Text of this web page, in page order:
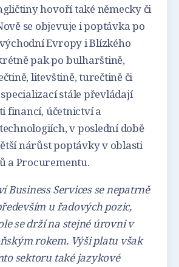
hovoří také německy či
se objevuje i poptávka po
Evropy i Blízkého
pak po bulharštině,
litevštině, turečtině či
stále převládají
financí, účetnictví a
v poslední době
nárůst poptávky v oblasti
a Procurementu.
Business Services se nepatrně
u řadových pozic,
se drží na stejné úrovni v
rokem. Výši platu však
sektoru také jazykové